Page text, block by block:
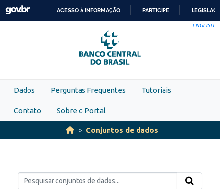
Skip to main content
PARA
O
CONTEÚDO
ACESSO À INFORMAÇÃO PARTICIPE
ENGLISH
Dados Perguntas Frequentes Tutoriais
Contato Sobre o Portal
Conjuntos de dados